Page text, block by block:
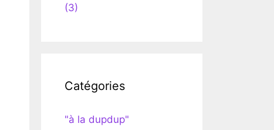
(3)
Catégories
"à la dupdup"